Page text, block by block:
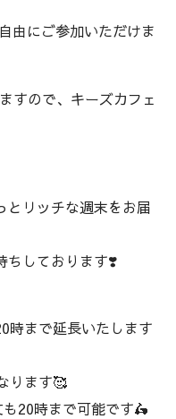
由にご参加いただけま
すので、キーズカフェ
とリッチな週末をお届
ちしております❣️
時まで延長いたします
ります🥰
20時まで可能です🛵